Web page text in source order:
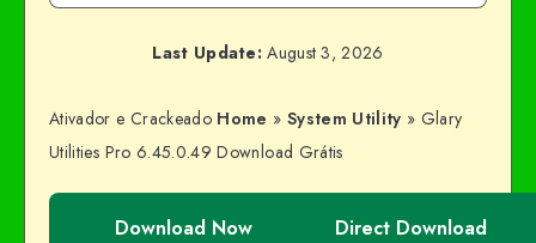
Last Update: August 3, 2026
Ativador e Crackeado Home » System Utility » Glary
Utilities Pro 6.45.0.49 Download Grátis
Download Now Direct Download